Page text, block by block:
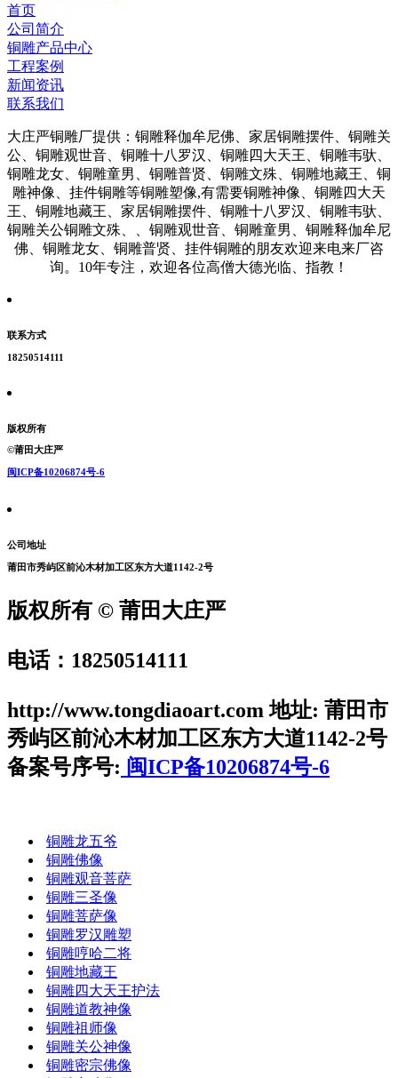
首页
公司简介
铜雕产品中心
工程案例
新闻资讯
联系我们
大庄严铜雕厂提供：铜雕释伽牟尼佛、家居铜雕摆件、铜雕关
公、铜雕观世音、铜雕十八罗汉、铜雕四大天王、铜雕韦驮、
铜雕龙女、铜雕童男、铜雕普贤、铜雕文殊、铜雕地藏王、铜
雕神像、挂件铜雕等铜雕塑像,有需要铜雕神像、铜雕四大天
王、铜雕地藏王、家居铜雕摆件、铜雕十八罗汉、铜雕韦驮、
铜雕关公铜雕文殊、、铜雕观世音、铜雕童男、铜雕释伽牟尼
佛、铜雕龙女、铜雕普贤、挂件铜雕的朋友欢迎来电来厂咨
询。10年专注，欢迎各位高僧大德光临、指教！
联系方式
18250514111
版权所有
©莆田大庄严
闽ICP备10206874号-6
公司地址
莆田市秀屿区前沁木材加工区东方大道1142-2号
版权所有 © 莆田大庄严
电话：18250514111
http://www.tongdiaoart.com 地址: 莆田市
秀屿区前沁木材加工区东方大道1142-2号
备案号序号: 闽ICP备10206874号-6
铜雕龙五爷
铜雕佛像
铜雕观音菩萨
铜雕三圣像
铜雕菩萨像
铜雕罗汉雕塑
铜雕哼哈二将
铜雕地藏王
铜雕四大天王护法
铜雕道教神像
铜雕祖师像
铜雕关公神像
铜雕密宗佛像